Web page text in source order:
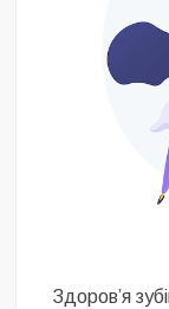
Здоров’я